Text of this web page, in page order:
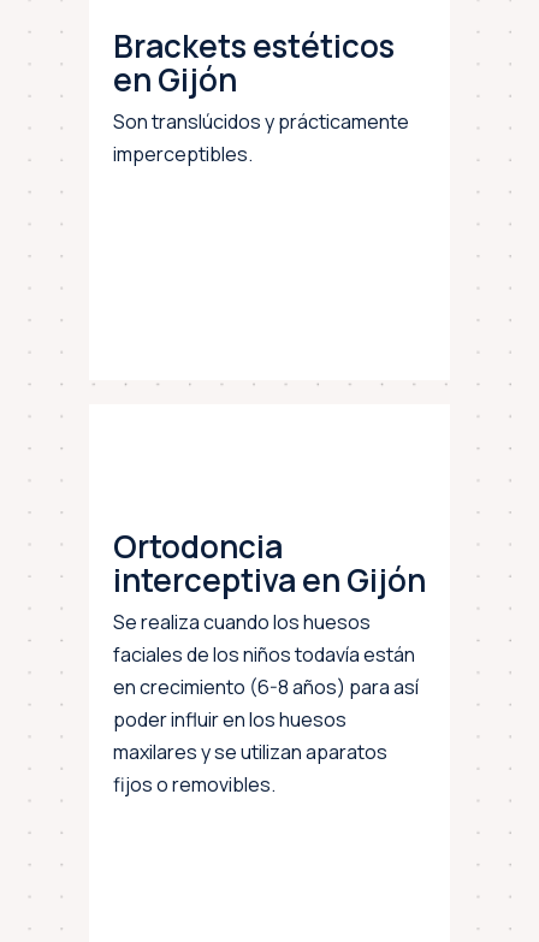
Brackets estéticos
en Gijón
Son translúcidos y prácticamente
imperceptibles.
Ortodoncia
interceptiva en Gijón
Se realiza cuando los huesos
faciales de los niños todavía están
en crecimiento (6-8 años) para así
poder influir en los huesos
maxilares y se utilizan aparatos
fijos o removibles.